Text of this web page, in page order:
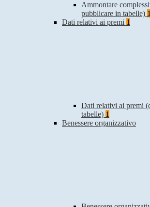
Ammontare
pubblicare in tabelle) 1
Dati relativi ai premi 1
Dati relativi ai premi
tabelle) 1
Benessere organizzativo